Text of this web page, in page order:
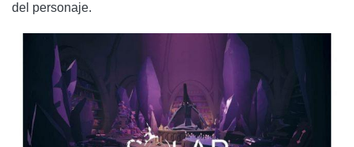
del personaje.